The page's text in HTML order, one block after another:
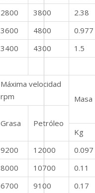
2800 3800
2.38
3600 4800
0.977
3400 4300 1.5
Máxima velocidad
rpm
Masa
Grasa
Petróleo
Kg
9200 12000
0.097
8000 10700
0.11
6700 9100
0.17